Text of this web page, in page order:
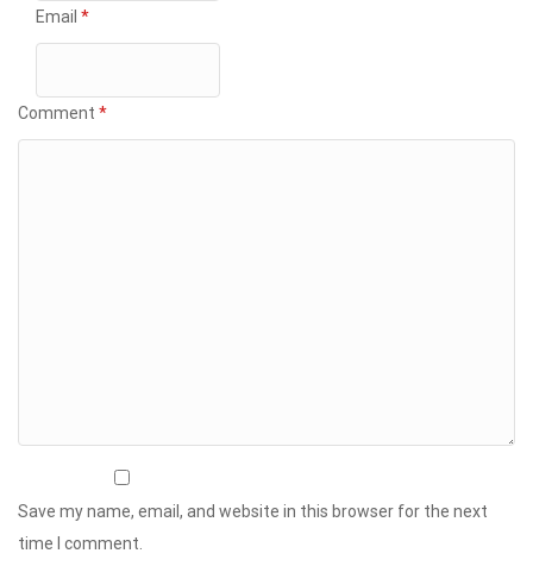
Email *
Comment *
Save my name, email, and website in this browser for the next
time I comment.